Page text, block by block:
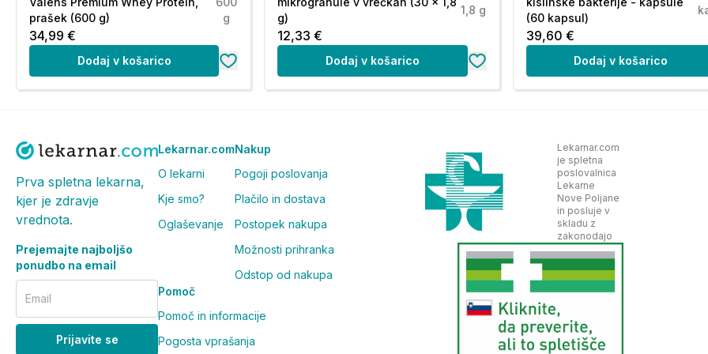
dioksid in sulfiti. Če ste alergični na katero drugo sestavino, preverite seznam sestavin.
Neto vsebina:
Neto = 90 g(30 gumi bonbonov).
Priporočene dnevne količine oziroma odmerka se ne sme prekoračiti. Prehransko dopolnilo ni
nadomestilo za uravnoteženo in raznovrstno prehrano ter zdrav način življenja. Shranjevati nedosegljivo
otrokom! Ni primerno za otroke do 3. leta. Vsebuje sladkor. Ni primerno za diabetike.
Shranjevanje:
Shranjujte na suhem, pri temperaturi med 5 in 25 °C, zaščiteno pred direktno sončno svetlobo.
Shranjevati nedosegljivo otrokom!
Pogosta vprašanja in odgovori (FAQ):
Za koga so primerni gumi bonboni TUMMY?
prašek (600 g)
g
34,99 €
Dodaj v košarico
g)
1,8 g
12,33 €
Dodaj v košarico
(60 kapsul)
39,60 €
Dodaj v košarico
Prva spletna lekarna,
kjer je zdravje
vrednota.
Prejemajte najboljšo
ponudbo na email
Email
Prijavite se
Lekarnar.com
O lekarni
Kje smo?
Oglaševanje
Nakup
Pogoji poslovanja
Plačilo in dostava
Postopek nakupa
Možnosti prihranka
Odstop od nakupa
Pomoč
Pomoč in informacije
Pogosta vprašanja
Lekarnar.com
je spletna
poslovalnica
Lekarne
Nove Poljane
in posluje v
skladu z
zakonodajo